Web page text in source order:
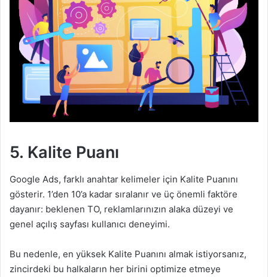
5. Kalite Puanı
Google Ads, farklı anahtar kelimeler için Kalite Puanını
gösterir. 1’den 10’a kadar sıralanır ve üç önemli faktöre
dayanır: beklenen TO, reklamlarınızın alaka düzeyi ve
genel açılış sayfası kullanıcı deneyimi.
Bu nedenle, en yüksek Kalite Puanını almak istiyorsanız,
zincirdeki bu halkaların her birini optimize etmeye